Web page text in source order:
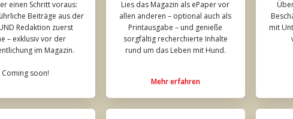
einen Schritt voraus:
Beiträge aus der
Redaktion zuerst
– exklusiv vor der
im Magazin.
Coming soon!
Lies das Magazin als ePaper vor
allen anderen – optional auch als
Printausgabe – und genieße
sorgfältig recherchierte Inhalte
rund um das Leben mit Hund.
Mehr erfahren
mit